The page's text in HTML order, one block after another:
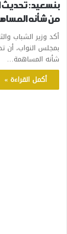
بنسعيد: تحديث
من شأنه
أكد وزير الشباب
بمجلس النواب، أن
شأنه المساهمة…
أكمل القراءة »